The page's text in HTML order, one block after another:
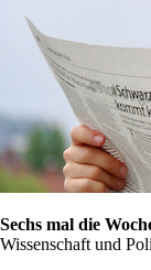
Sechs mal die
Wissenschaft und